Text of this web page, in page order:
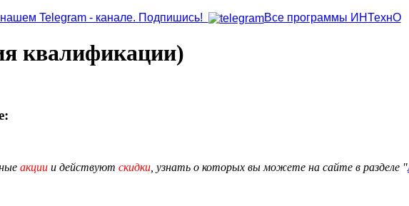
Telegram - канале. Подпишись!
Все программы ИНТехнО
квалификации)
акции и действуют скидки , узнать о которых вы можете на сайте в разделе "